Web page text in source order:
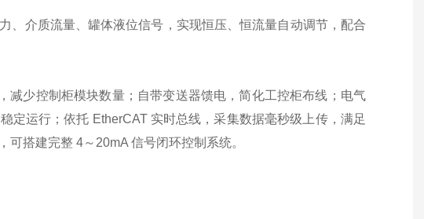
、介质流量、罐体液位信号，实现恒压、恒流量自动调节，配合
减少控制柜模块数量；自带变送器馈电，简化工控柜布线；电气
定运行；依托 EtherCAT 实时总线，采集数据毫秒级上传，满足
搭建完整 4～20mA 信号闭环控制系统。